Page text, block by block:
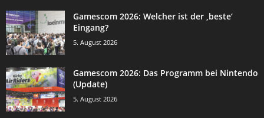
Gamescom 2026: Welcher ist der ‚beste‘
Eingang?
5. August 2026
Gamescom 2026: Das Programm bei Nintendo
(Update)
5. August 2026